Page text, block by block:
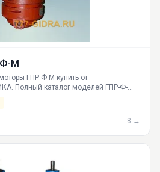
Ф-М
ГПР-Ф-М купить от
Полный каталог моделей ГПР-Ф-
характеристики, применение,
8 →